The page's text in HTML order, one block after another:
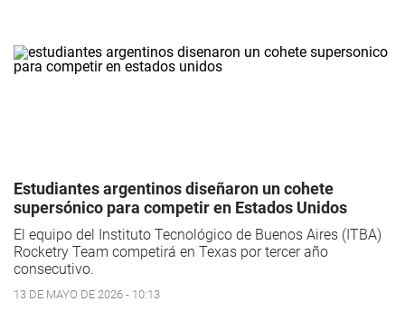
Estudiantes argentinos diseñaron un cohete
supersónico para competir en Estados Unidos
El equipo del Instituto Tecnológico de Buenos Aires (ITBA)
Rocketry Team competirá en Texas por tercer año
consecutivo.
13 DE MAYO DE 2026 - 10:13